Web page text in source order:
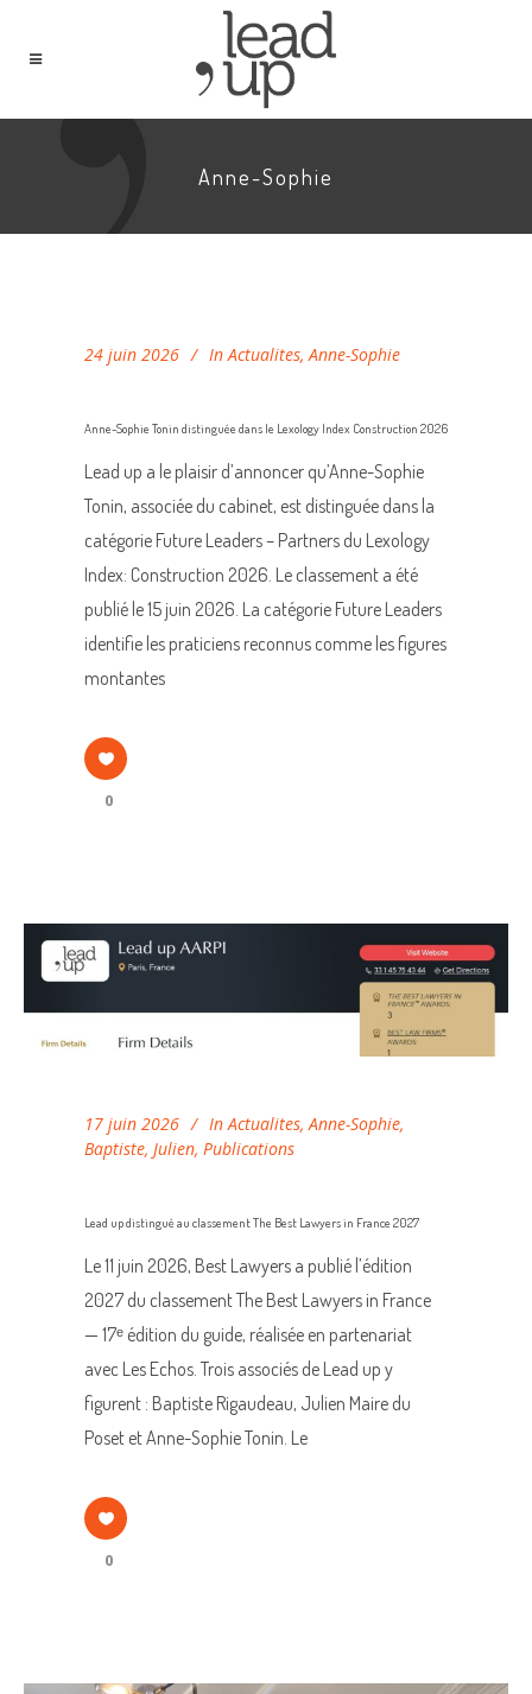
Anne-Sophie
24 juin 2026 In Actualites, Anne-Sophie
Anne-Sophie Tonin distinguée dans le Lexology Index Construction 2026
Lead up a le plaisir d’annoncer qu’Anne-Sophie
Tonin, associée du cabinet, est distinguée dans la
catégorie Future Leaders – Partners du Lexology
Index: Construction 2026. Le classement a été
publié le 15 juin 2026. La catégorie Future Leaders
identifie les praticiens reconnus comme les figures
montantes
0
17 juin 2026 In Actualites,Anne-Sophie,
Baptiste, Julien, Publications
Lead up distingué au classement The Best Lawyers in France 2027
Le 11 juin 2026, Best Lawyers a publié l’édition
2027 du classement The Best Lawyers in France
— 17ᵉ édition du guide, réalisée en partenariat
avec Les Echos. Trois associés de Lead up y
figurent : Baptiste Rigaudeau, Julien Maire du
Poset et Anne-Sophie Tonin. Le
0